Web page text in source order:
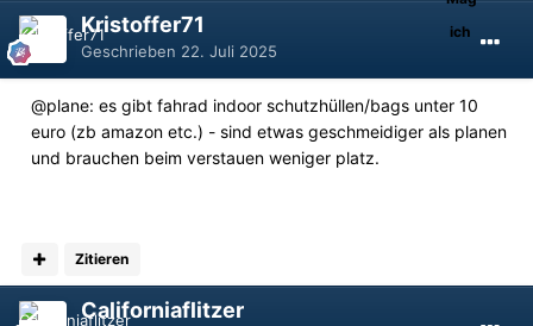
Kristoffer71
Geschrieben 22. Juli 2025
@plane: es gibt fahrad indoor schutzhüllen/bags unter 10
euro (zb amazon etc.) - sind etwas geschmeidiger als planen
und brauchen beim verstauen weniger platz.
Zitieren
Californiaflitzer